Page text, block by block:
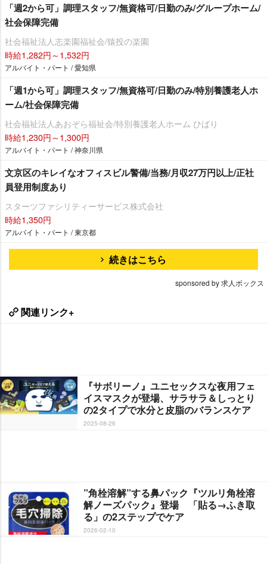
「週2から可」調理スタッフ/無資格可/日勤のみ/グループホーム/
社会保障完備
社会福祉法人志楽園福祉会/猿投の楽園
時給1,282円～1,532円
アルバイト・パート / 愛知県
「週1から可」調理スタッフ/無資格可/日勤のみ/特別養護老人ホ
ーム/社会保障完備
社会福祉法人あおぞら福祉会/特別養護老人ホーム ひばり
時給1,230円～1,300円
アルバイト・パート / 神奈川県
文京区のキレイなオフィスビル警備/当務/月収27万円以上/正社
員登用制度あり
スターツファシリティーサービス株式会社
時給1,350円
アルバイト・パート / 東京都
続きはこちら
sponsored by 求人ボックス
関連リンク+
『サボリーノ』ユニセックスな夜用フェ
イスマスクが登場、サラサラ＆しっとり
の2タイプで水分と皮脂のバランスケア
2025-08-26
”角栓溶解”する鼻パック『ツルリ角栓溶
解ノーズパック』登場 「貼る→ふき取
る」の2ステップでケア
2026-02-10